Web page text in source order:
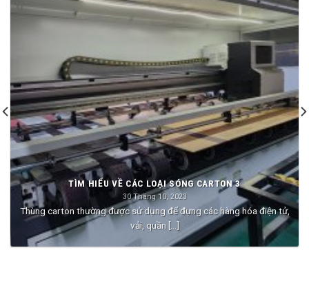
TÌM HIỂU VỀ CÁC LOẠI SÓNG CARTON 3
30 Tháng 10, 2023
Thùng carton thường được sử dụng để đựng các hàng hóa điện tử,
vải, quần [...]